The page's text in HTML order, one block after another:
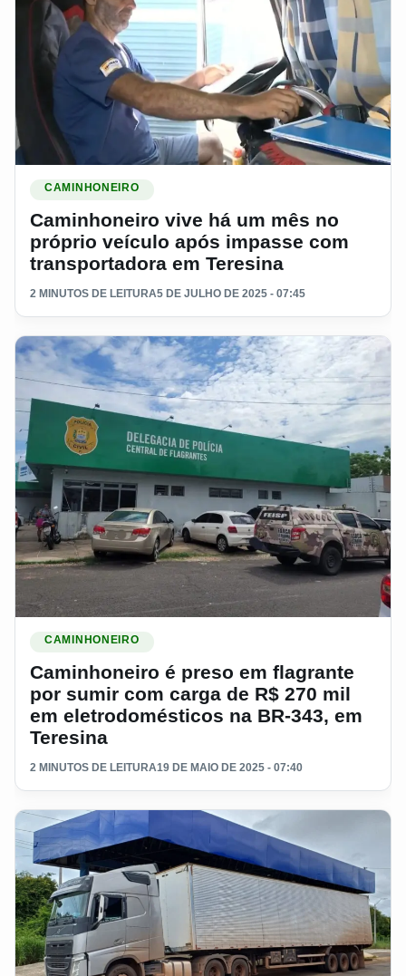
CAMINHONEIRO
Caminhoneiro vive há um mês no
próprio veículo após impasse com
transportadora em Teresina
2 MINUTOS DE LEITURA5 DE JULHO DE 2025 - 07:45
CAMINHONEIRO
Caminhoneiro é preso em flagrante
por sumir com carga de R$ 270 mil
em eletrodomésticos na BR-343, em
Teresina
2 MINUTOS DE LEITURA19 DE MAIO DE 2025 - 07:40